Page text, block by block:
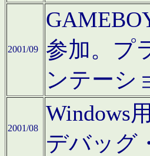
2001/09
参加。プ
ンテーシ
2001/08
Windows
デバッグ